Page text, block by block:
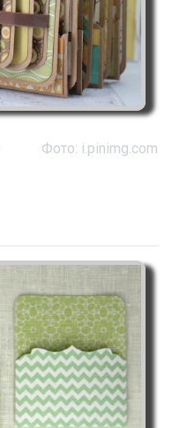
Фото: i.pinimg.com